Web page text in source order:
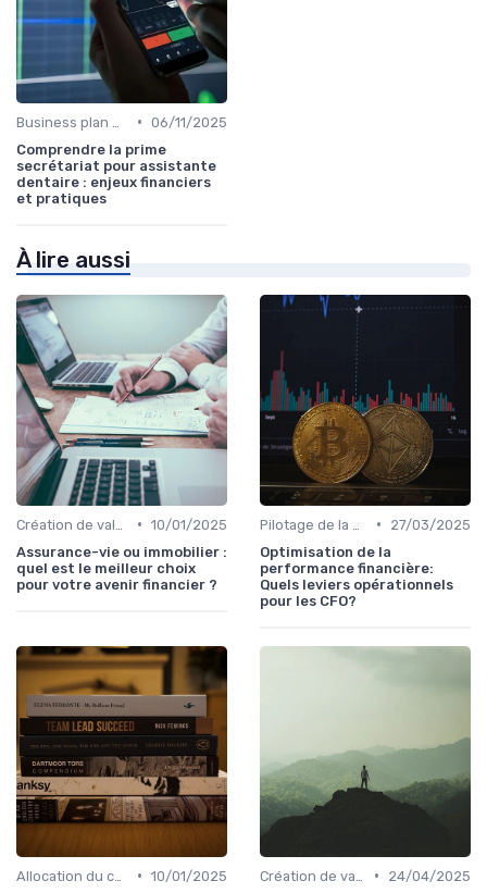
• 06/11/2025
Comprendre la prime
secrétariat pour assistante
dentaire : enjeux financiers
et pratiques
À lire aussi
• 10/01/2025
Assurance-vie ou immobilier :
quel est le meilleur choix
pour votre avenir financier ?
•
27/03/2025
Optimisation de la
performance financière:
Quels leviers opérationnels
pour les CFO?
• 10/01/2025
•
24/04/2025